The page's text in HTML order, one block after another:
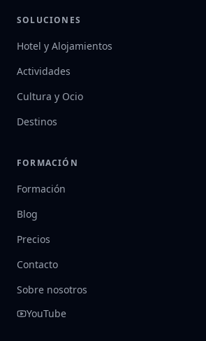
SOLUCIONES
Hotel y Alojamientos
Actividades
Cultura y Ocio
Destinos
FORMACIÓN
Formación
Blog
Precios
Contacto
Sobre nosotros
YouTube